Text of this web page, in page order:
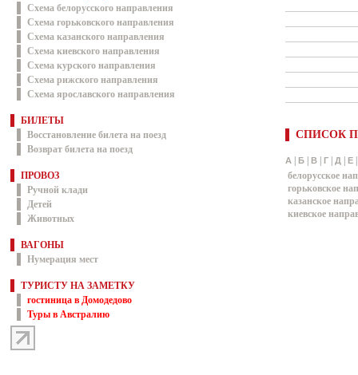
Схема белорусского направления
Схема горьковского направления
Схема казанского направления
Схема киевского направления
Схема курского направления
Схема рижского направления
Схема ярославского направления
БИЛЕТЫ
Восстановление билета на поезд
Возврат билета на поезд
ПРОВОЗ
Ручной клади
Детей
Животных
ВАГОНЫ
Нумерация мест
ТУРИСТУ НА ЗАМЕТКУ
гостиница в Домодедово
Туры в Австралию
СПИСОК
А Б В Г Д Е
белорусское
горьковское
казанское
киевское